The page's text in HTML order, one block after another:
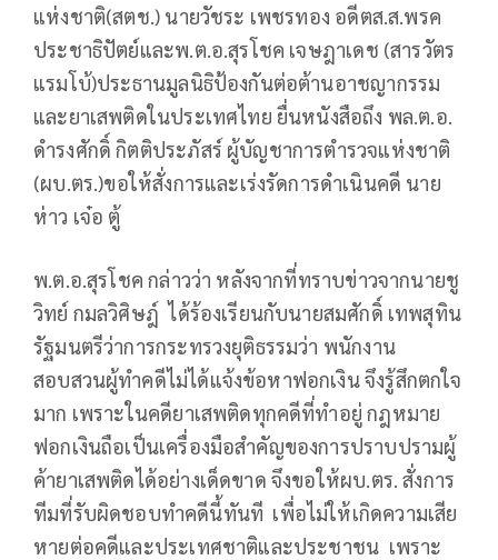
แห่งชาติ(สตช.) นายวัชระ เพชรทอง อดีตส.ส.พรค
ประชาธิปัตย์และพ.ต.อ.สุรโชค เจษฎาเดช (สารวัตร
แรมโบ้)ประธานมูลนิธิป้องกันต่อต้านอาชญากรรม
และยาเสพติดในประเทศไทย ยื่นหนังสือถึง พล.ต.อ.
ดำรงศักดิ์ กิตติประภัสร์ ผู้บัญชาการตํารวจแห่งชาติ
(ผบ.ตร.)ขอให้สั่งการและเร่งรัดการดำเนินคดี นาย
ห่าว เจ๋อ ตู้
พ.ต.อ.สุรโชค กล่าวว่า หลังจากที่ทราบข่าวจากนายชู
วิทย์ กมลวิศิษฎ์ ได้ร้องเรียนกับนายสมศักดิ์ เทพสุทิน
รัฐมนตรีว่าการกระทรวงยุติธรรมว่า พนักงาน
สอบสวนผู้ทำคดีไม่ได้แจ้งข้อหาฟอกเงิน จึงรู้สึกตกใจ
มาก เพราะในคดียาเสพติดทุกคดีที่ทำอยู่ กฎหมาย
ฟอกเงินถือเป็นเครื่องมือสำคัญของการปราบปรามผู้
ค้ายาเสพติดได้อย่างเด็ดขาด จึงขอให้ผบ.ตร. สั่งการ
ทีมที่รับผิดชอบทำคดีนี้ทันที เพื่อไม่ให้เกิดความเสีย
หายต่อคดีและประเทศชาติและประชาชน เพราะ